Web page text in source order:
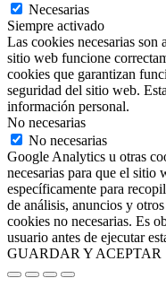
Necesarias
Siempre activado
Las cookies necesarias son
sitio web funcione
cookies que garantizan
seguridad del sitio web.
información personal.
No necesarias
No necesarias
Google Analytics u otras
necesarias para que el sitio
específicamente para
de análisis, anuncios y
cookies no necesarias. Es
usuario antes de ejecutar
GUARDAR Y ACEPTAR